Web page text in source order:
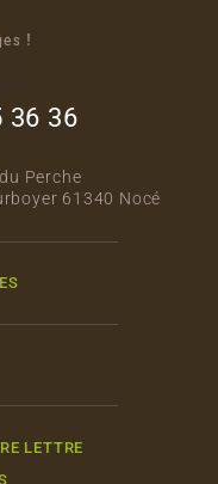
!
36 36
Perche
61340 Nocé
LETTRE